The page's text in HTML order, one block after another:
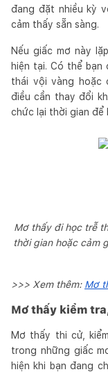
đang đặt nhiều kỳ
cảm thấy sẵn sàng.
Nếu giấc mơ này
hiện tại. Có thể bạn
thái vội vàng hoặc
điều cần thay đổi
chức lại thời gian để
Mơ thấy đi học trễ
thời gian hoặc cảm
>>> Xem thêm: Mơ
Mơ thấy kiểm
Mơ thấy thi cử,
trong những giấc
hiện khi bạn đang